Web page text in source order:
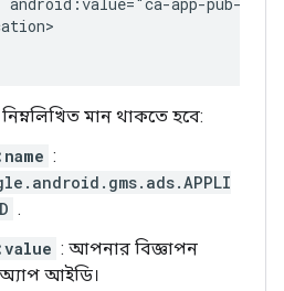
মান থাকতে হবে:
:
.
: আপনার বিজ্ঞাপন
আইডি।